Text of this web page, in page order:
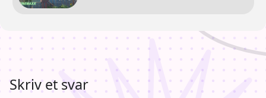
Skriv et svar